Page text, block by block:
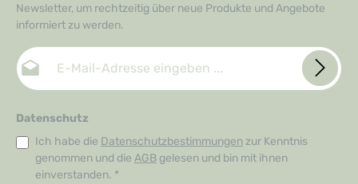
Newsletter, um rechtzeitig über neue Produkte und Angebote
informiert zu werden.
E-Mail-Adresse*
Datenschutz
Ich habe die Datenschutzbestimmungen zur Kenntnis
genommen und die AGB gelesen und bin mit ihnen
einverstanden. *